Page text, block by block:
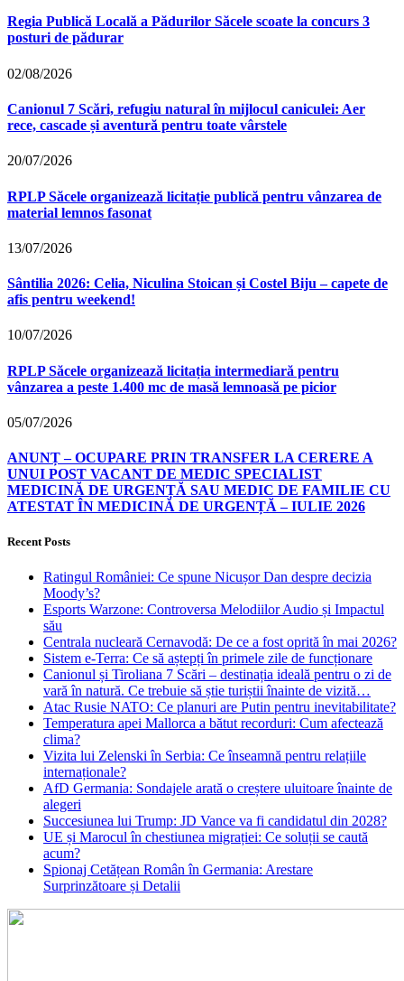
Regia Publică Locală a Pădurilor Săcele scoate la concurs 3
posturi de pădurar
02/08/2026
Canionul 7 Scări, refugiu natural în mijlocul caniculei: Aer
rece, cascade și aventură pentru toate vârstele
20/07/2026
RPLP Săcele organizează licitație publică pentru vânzarea de
material lemnos fasonat
13/07/2026
Sântilia 2026: Celia, Niculina Stoican și Costel Biju – capete de
afis pentru weekend!
10/07/2026
RPLP Săcele organizează licitația intermediară pentru
vânzarea a peste 1.400 mc de masă lemnoasă pe picior
05/07/2026
ANUNȚ – OCUPARE PRIN TRANSFER LA CERERE A
UNUI POST VACANT DE MEDIC SPECIALIST
MEDICINĂ DE URGENȚĂ SAU MEDIC DE FAMILIE CU
ATESTAT ÎN MEDICINĂ DE URGENȚĂ – IULIE 2026
Recent Posts
Ratingul României: Ce spune Nicușor Dan despre decizia
Moody’s?
Esports Warzone: Controversa Melodiilor Audio și Impactul
său
Centrala nucleară Cernavodă: De ce a fost oprită în mai 2026?
Sistem e-Terra: Ce să aștepți în primele zile de funcționare
Canionul și Tiroliana 7 Scări – destinația ideală pentru o zi de
vară în natură. Ce trebuie să știe turiștii înainte de vizită…
Atac Rusie NATO: Ce planuri are Putin pentru inevitabilitate?
Temperatura apei Mallorca a bătut recorduri: Cum afectează
clima?
Vizita lui Zelenski în Serbia: Ce înseamnă pentru relațiile
internaționale?
AfD Germania: Sondajele arată o creștere uluitoare înainte de
alegeri
Succesiunea lui Trump: JD Vance va fi candidatul din 2028?
UE și Marocul în chestiunea migrației: Ce soluții se caută
acum?
Spionaj Cetățean Român în Germania: Arestare
Surprinzătoare și Detalii